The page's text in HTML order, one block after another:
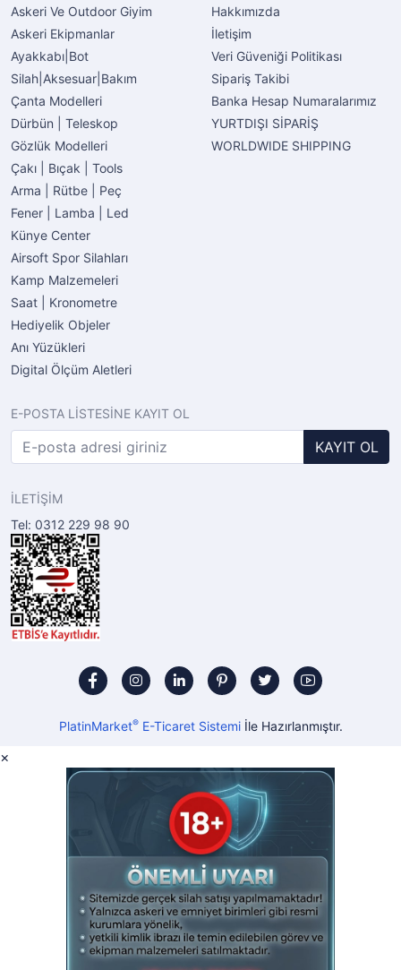
Askeri Ve Outdoor Giyim
Askeri Ekipmanlar
Ayakkabı|Bot
Silah|Aksesuar|Bakım
Çanta Modelleri
Dürbün | Teleskop
Gözlük Modelleri
Çakı | Bıçak | Tools
Arma | Rütbe | Peç
Fener | Lamba | Led
Künye Center
Airsoft Spor Silahları
Kamp Malzemeleri
Saat | Kronometre
Hediyelik Objeler
Anı Yüzükleri
Digital Ölçüm Aletleri
Hakkımızda
İletişim
Veri Güveniği Politikası
Sipariş Takibi
Banka Hesap Numaralarımız
YURTDIŞI SİPARİŞ
WORLDWIDE SHIPPING
E-POSTA LİSTESİNE KAYIT OL
KAYIT OL
İLETİŞİM
Tel: 0312 229 98 90
PlatinMarket®E-Ticaret Sistemiİle Hazırlanmıştır.
×